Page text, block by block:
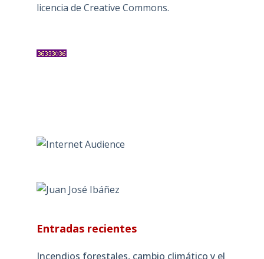
licencia de Creative Commons.
Entradas recientes
Incendios forestales, cambio climático y el